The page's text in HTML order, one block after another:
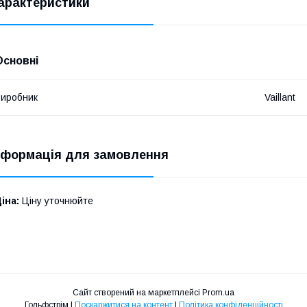
Vaillant
для замовлення
Ціну уточнюйте
Сайт створений на маркетплейсі Prom.ua
Гольфстрім | Поскаржитися на контент | Політика конфіденційності